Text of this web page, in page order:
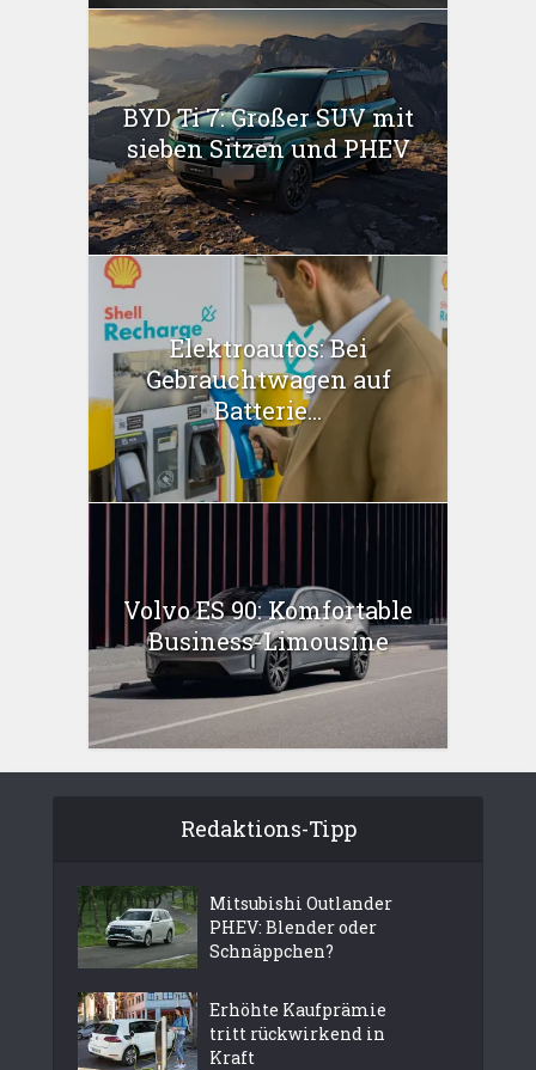
BYD Ti 7: Großer SUV mit
sieben Sitzen und PHEV
Elektroautos: Bei
Gebrauchtwagen auf
Batterie...
Volvo ES 90: Komfortable
Business-Limousine
Redaktions-Tipp
Mitsubishi Outlander
PHEV: Blender oder
Schnäppchen?
Erhöhte Kaufprämie
tritt rückwirkend in
Kraft